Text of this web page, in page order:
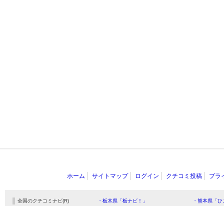
ホーム サイトマップ ログイン クチコミ投稿 プラ
全国のクチコミナビ(R) ・栃木県「栃ナビ！」 ・熊本県「